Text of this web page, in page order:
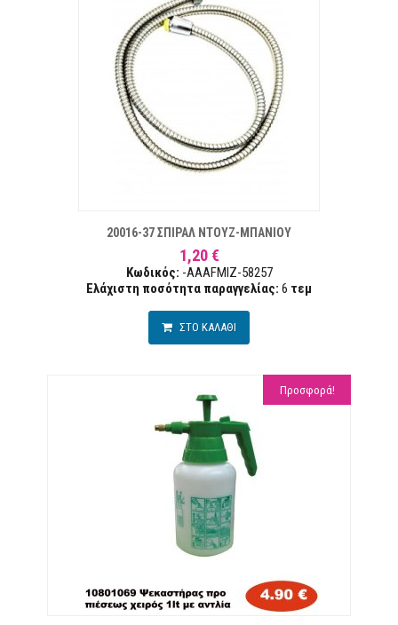
20016-37 ΣΠΙΡΑΛ ΝΤΟΥΖ-ΜΠΑΝΙΟΥ
1,20 €
Κωδικός: -AAAFMIZ-58257
Ελάχιστη ποσότητα παραγγελίας: 6 τεμ
ΣΤΟ ΚΑΛΑΘΙ
Προσφορά!